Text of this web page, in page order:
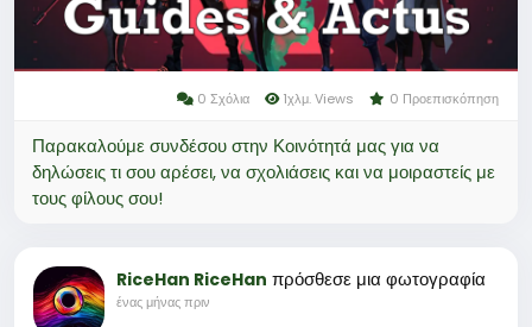
0 Σχόλια 1χλμ. Views 0 Προεπισκόπηση
Παρακαλούμε συνδέσου στην Κοινότητά μας για να
δηλώσεις τι σου αρέσει, να σχολιάσεις και να μοιραστείς με
τους φίλους σου!
RiceHan RiceHan πρόσθεσε μια φωτογραφία
ένας μήνας πριν